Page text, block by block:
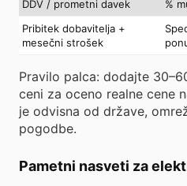
DDV / prometni davek
%
Pribitek dobavitelja +
mesečni strošek
Pravilo palca: dodajte
ceni za oceno realne cene
je odvisna od države,
pogodbe.
Pametni nasveti za